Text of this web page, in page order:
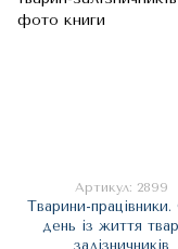
Артикул: 2899
Тварини-
день із життя
залізничників